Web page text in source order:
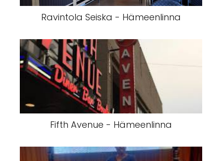
Ravintola Seiska - Hämeenlinna
Fifth Avenue - Hämeenlinna